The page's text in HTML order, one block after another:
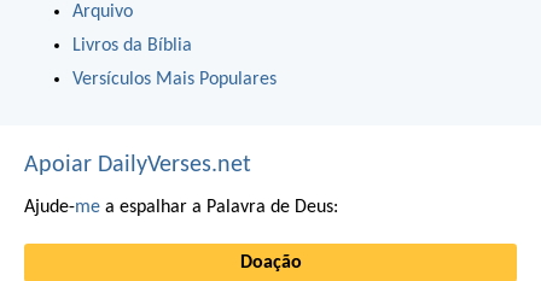
Arquivo
Livros da Bíblia
Versículos Mais Populares
Apoiar DailyVerses.net
Ajude-me a espalhar a Palavra de Deus:
Doação